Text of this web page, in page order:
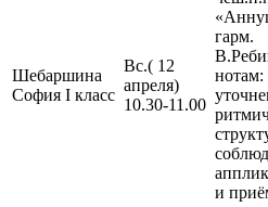
Шебаршина
София I класс
Вс.( 12
апреля)
10.30-11.00
гарм.
нотам:
и